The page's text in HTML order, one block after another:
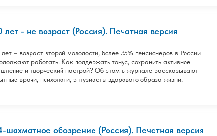
лет - не возраст (Россия). Печатная версия
– возраст второй молодости, более 35% пенсионеров в России
работать. Как поддержать тонус, сохранить активное
и творческий настрой? Об этом в журнале рассказывают
врачи, психологи, энтузиасты здорового образа жизни.
шахматное обозрение (Россия). Печатная версия